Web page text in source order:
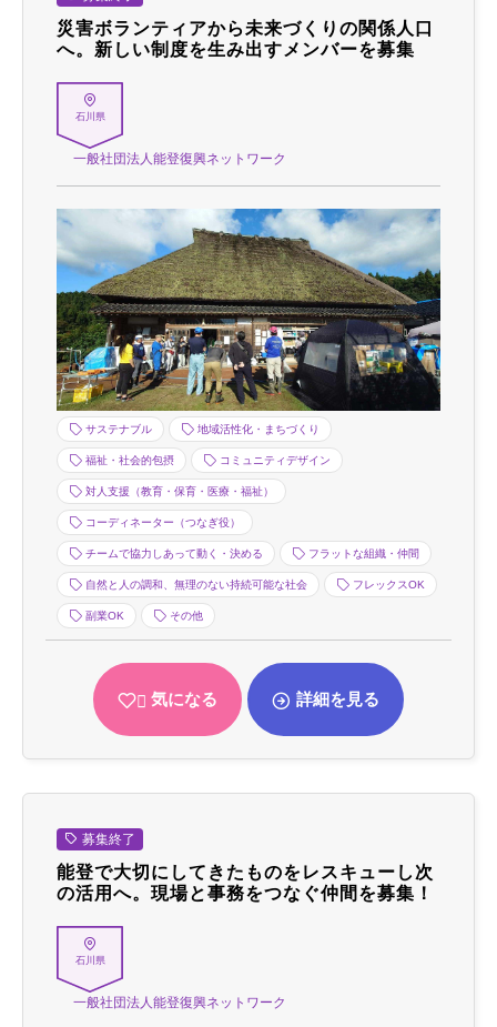
災害ボランティアから未来づくりの関係人口
へ。新しい制度を生み出すメンバーを募集
石川県
一般社団法人能登復興ネットワーク
サステナブル 地域活性化・まちづくり
福祉・社会的包摂 コミュニティデザイン
対人支援（教育・保育・医療・福祉）
コーディネーター（つなぎ役）
チームで協力しあって動く・決める フラットな組織・仲間
自然と人の調和、無理のない持続可能な社会 フレックスOK
副業OK その他
気になる 詳細を見る
募集終了
能登で大切にしてきたものをレスキューし次
の活用へ。現場と事務をつなぐ仲間を募集！
石川県
一般社団法人能登復興ネットワーク